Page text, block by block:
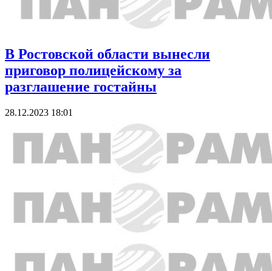
В Ростовской области вынесли
приговор полицейскому за
разглашение гостайны
28.12.2023 18:01